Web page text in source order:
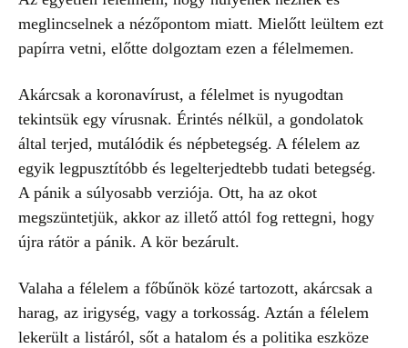
meglincselnek a nézőpontom miatt. Mielőtt leültem ezt
papírra vetni, előtte dolgoztam ezen a félelmemen.
Akárcsak a koronavírust, a félelmet is nyugodtan
tekintsük egy vírusnak. Érintés nélkül, a gondolatok
által terjed, mutálódik és népbetegség. A félelem az
egyik legpusztítóbb és legelterjedtebb tudati betegség.
A pánik a súlyosabb verziója. Ott, ha az okot
megszüntetjük, akkor az illető attól fog rettegni, hogy
újra rátör a pánik. A kör bezárult.
Valaha a félelem a főbűnök közé tartozott, akárcsak a
harag, az irigység, vagy a torkosság. Aztán a félelem
lekerült a listáról, sőt a hatalom és a politika eszköze